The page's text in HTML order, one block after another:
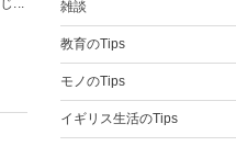
...
雑談
教育のTips
モノのTips
イギリス生活のTips